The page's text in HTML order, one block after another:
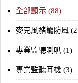
全部顯示 (88)
麥克風豬籠防風
專業監聽喇叭 (1)
專業監聽耳機 (3)